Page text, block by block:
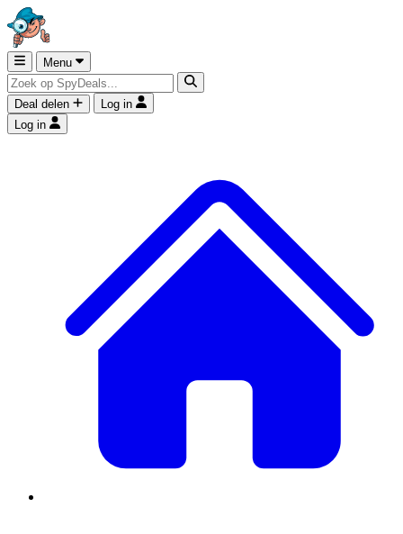
Menu
Deal delen
Log in
Log in